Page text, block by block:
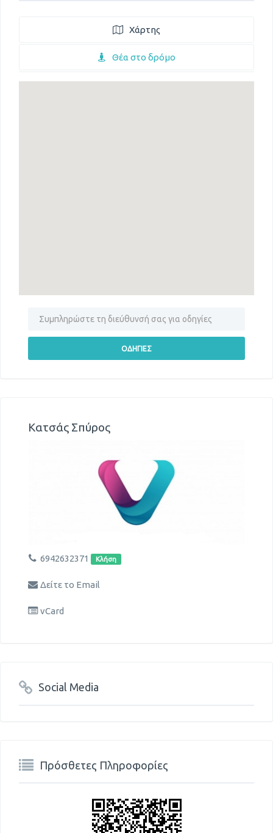
Χάρτης
Θέα στο δρόμο
Κατσάς Σπύρος
6942632371 Κλήση
Δείτε το Email
vCard
Social Media
Πρόσθετες Πληροφορίες